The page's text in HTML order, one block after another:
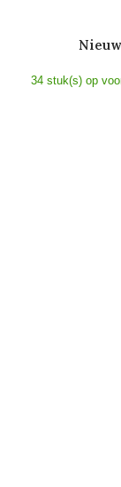
34 stuk(s) op